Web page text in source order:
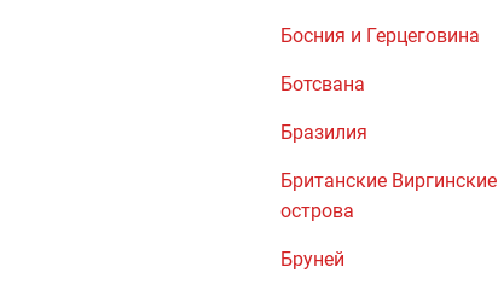
Босния и Герцеговина
Ботсвана
Бразилия
Британские Виргинские
острова
Бруней